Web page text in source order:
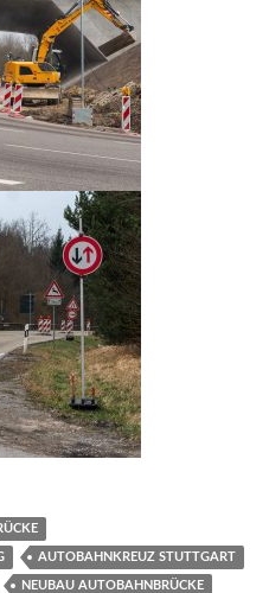
AUTOBAHNKREUZ STUTTGART
NEUBAU AUTOBAHNBRÜCKE